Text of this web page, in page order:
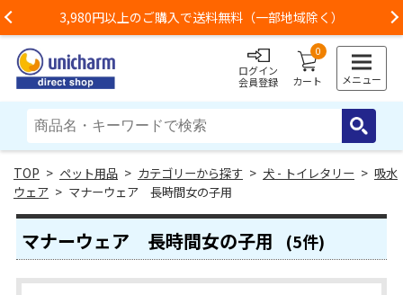
Previous
無料（一部地域除く） お荷物のお届けに遅れが
ログイン
会員登録
0
カート メニュー
> ペット用品 > カテゴリーから探す > 犬 - トイレタリー > 吸水
ウェア > マナーウェア 長時間女の子用
マナーウェア 長時間女の子用 (5件)